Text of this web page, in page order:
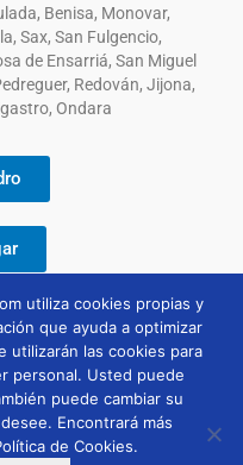
Benisa, Monovar,
Sax, San Fulgencio,
de Ensarriá, San Miguel
Redován, Jijona,
Ondara
utiliza cookies propias y
que ayuda a optimizar
utilizarán las cookies para
personal. Usted puede
puede cambiar su
Encontrará más
de Cookies.